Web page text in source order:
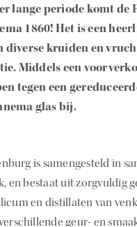
lange periode komt
1860! Het is een
diverse kruiden en
Middels een
tegen een
glas bij.
is samengesteld in
en bestaat uit zorgvuldig
en distillaten van
geur- en